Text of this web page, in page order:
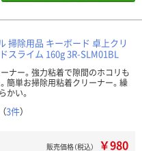
掃除用品 キーボード 卓上クリ
スライム 160g 3R-SLM01BL
ナー。強力粘着で隙間のホコリも
簡単お掃除用粘着クリーナー。繰
かい。
（3件）
販売価格（税込） ￥980